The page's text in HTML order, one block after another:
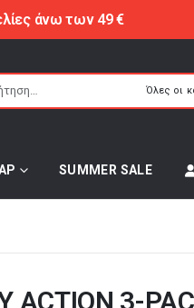
άνω των 49 €
Όλες οι
SUMMER SALE
ACTION 3-